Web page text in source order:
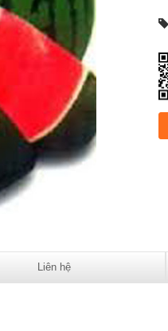
Liên hệ